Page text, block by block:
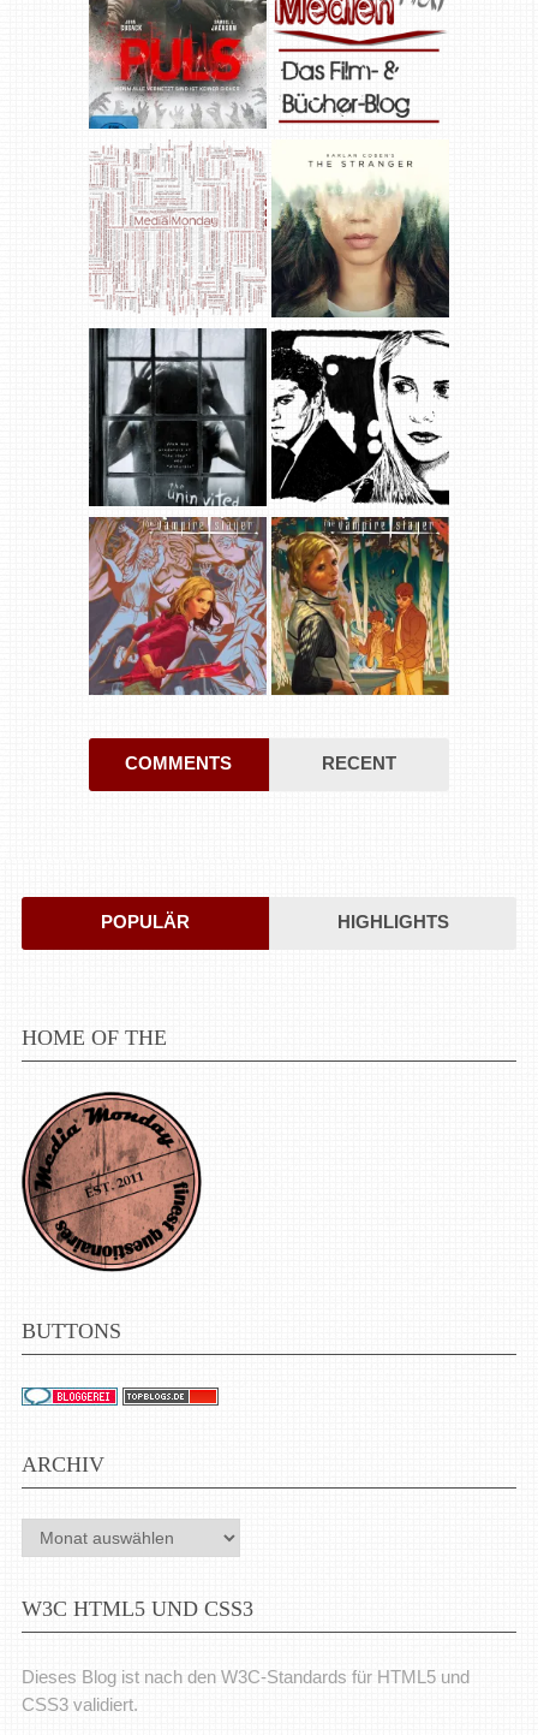
COMMENTS RECENT
POPULÄR HIGHLIGHTS
HOME OF THE
BUTTONS
ARCHIV
Archiv
W3C HTML5 UND CSS3
Dieses Blog ist nach den W3C-Standards für HTML5 und
CSS3 validiert.